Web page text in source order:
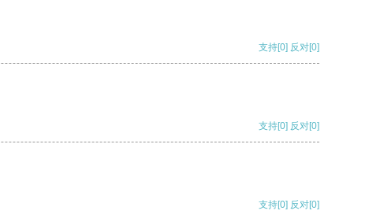
支持[0] 反对[0]
支持[0] 反对[0]
支持[0] 反对[0]